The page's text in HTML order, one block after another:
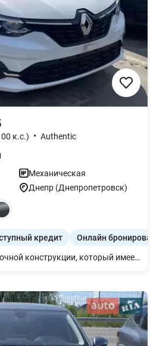
к.с.) • Authentic
Механическая
Днепр (Днепропетровск)
кредит Онлайн
Это классический седан прочной конструкции, который имеет элегантный вытянутый силуэт. Его линии и изгибы беспрепятственно заявляют о невероятно просторном салоне. Салон Taliant удивляет своим комфортом и технологичностью